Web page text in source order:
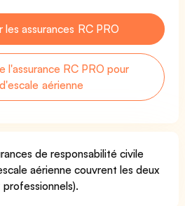
les assurances RC PRO
l'assurance RC PRO pour
aérienne
de responsabilité civile
aérienne couvrent les deux